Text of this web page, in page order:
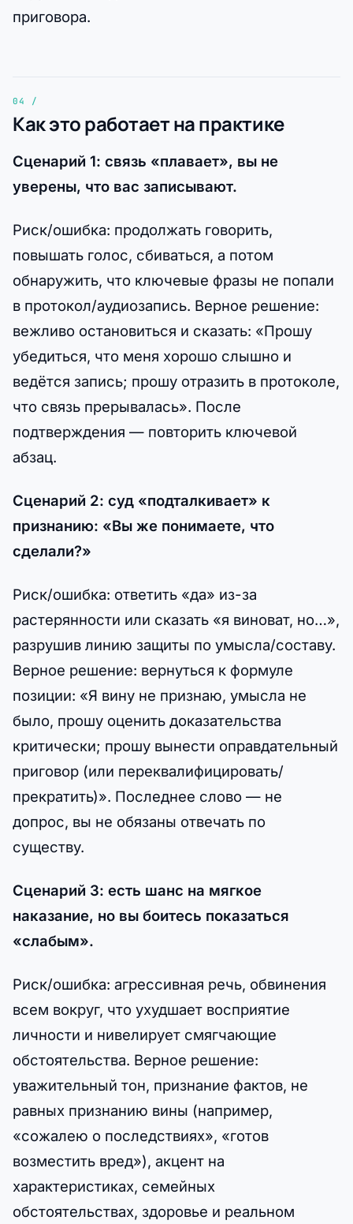
приговора.
Как это работает на практике
Сценарий 1: связь «плавает», вы не
уверены, что вас записывают.
Риск/ошибка: продолжать говорить,
повышать голос, сбиваться, а потом
обнаружить, что ключевые фразы не попали
в протокол/аудиозапись. Верное решение:
вежливо остановиться и сказать: «Прошу
убедиться, что меня хорошо слышно и
ведётся запись; прошу отразить в протоколе,
что связь прерывалась». После
подтверждения — повторить ключевой
абзац.
Сценарий 2: суд «подталкивает» к
признанию: «Вы же понимаете, что
сделали?»
Риск/ошибка: ответить «да» из-за
растерянности или сказать «я виноват, но…»,
разрушив линию защиты по умысла/составу.
Верное решение: вернуться к формуле
позиции: «Я вину не признаю, умысла не
было, прошу оценить доказательства
критически; прошу вынести оправдательный
приговор (или переквалифицировать/
прекратить)». Последнее слово — не
допрос, вы не обязаны отвечать по
существу.
Сценарий 3: есть шанс на мягкое
наказание, но вы боитесь показаться
«слабым».
Риск/ошибка: агрессивная речь, обвинения
всем вокруг, что ухудшает восприятие
личности и нивелирует смягчающие
обстоятельства. Верное решение:
уважительный тон, признание фактов, не
равных признанию вины (например,
«сожалею о последствиях», «готов
возместить вред»), акцент на
характеристиках, семейных
обстоятельствах, здоровье и реальном